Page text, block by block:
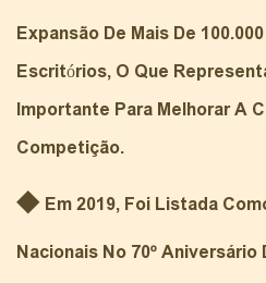
Expansão De Mais De
Escritórios, O Que
Importante Para Melhorar A
Competição.
◆ Em 2019, Foi Listada
Nacionais No 70º Aniversário